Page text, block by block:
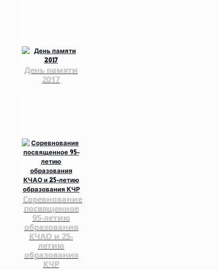
День памяти
2017
Соревнование
посвященное
95-летию
образования
КЧАО и 25-
летию
образования
КЧР